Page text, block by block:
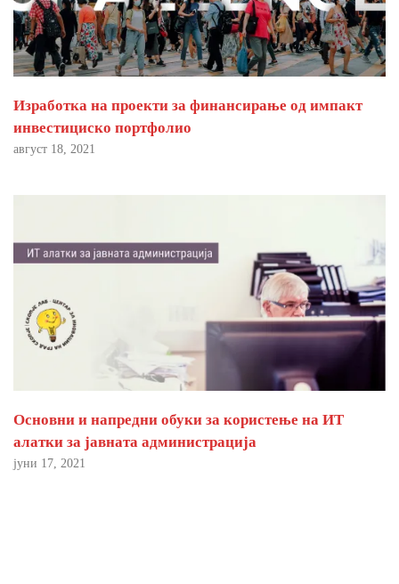
Изработка на проекти за финансирање од импакт
инвестициско портфолио
август 18, 2021
Основни и напредни обуки за користење на ИТ
алатки за јавната администрација
јуни 17, 2021